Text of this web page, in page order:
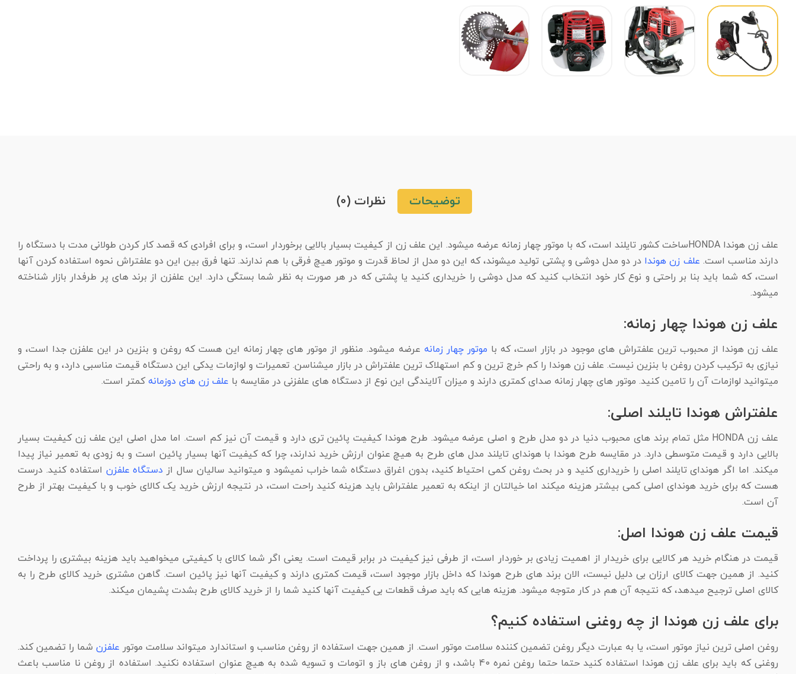
توضیحات نظرات (0)
علف زن هوندا HONDAساخت کشور تایلند است، که با موتور چهار زمانه عرضه میشود. این علف زن از کیفیت بسیار بالایی برخوردار است، و برای افرادی که قصد کار کردن طولانی مدت با دستگاه را
دارند مناسب است. علف زن هوندا در دو مدل دوشی و پشتی تولید میشوند، که این دو مدل از لحاظ قدرت و موتور هیچ فرقی با هم ندارند. تنها فرق بین این دو علفتراش نحوه استفاده کردن آنها
است، که شما باید بنا بر راحتی و نوع کار خود انتخاب کنید که مدل دوشی را خریداری کنید یا پشتی که در هر صورت به نظر شما بستگی دارد. این علفزن از برند های پر طرفدار بازار شناخته
میشود.
علف زن هوندا چهار زمانه:
علف زن هوندا از محبوب ترین علفتراش های موجود در بازار است، که با موتور چهار زمانه عرضه میشود. منظور از موتور های چهار زمانه این هست که روغن و بنزین در این علفزن جدا است، و
نیازی به ترکیب کردن روغن با بنزین نیست. علف زن هوندا را کم خرج ترین و کم استهلاک ترین علفتراش در بازار میشناسن. تعمیرات و لوازمات یدکی این دستگاه قیمت مناسبی دارد، و به راحتی
میتوانید لوازمات آن را تامین کنید. موتور های چهار زمانه صدای کمتری دارند و میزان آلایندگی این نوع از دستگاه های علفزنی در مقایسه با علف زن های دوزمانه کمتر است.
علفتراش هوندا تایلند اصلی:
علف زن HONDA مثل تمام برند های محبوب دنیا در دو مدل طرح و اصلی عرضه میشود. طرح هوندا کیفیت پائین تری دارد و قیمت آن نیز کم است. اما مدل اصلی این علف زن کیفیت بسیار
بالایی دارد و قیمت متوسطی دارد. در مقایسه طرح هوندا با هوندای تایلند مدل های طرح به هیچ عنوان ارزش خرید ندارند، چرا که کیفیت آنها بسیار پائین است و به زودی به تعمیر نیاز پیدا
میکند. اما اگر هوندای تایلند اصلی را خریداری کنید و در بحث روغن کمی احتیاط کنید، بدون اغراق دستگاه شما خراب نمیشود و میتوانید سالیان سال از دستگاه علفزن استفاده کنید. درست
هست که برای خرید هوندای اصلی کمی بیشتر هزینه میکند اما خیالتان از اینکه به تعمیر علفتراش باید هزینه کنید راحت است، در نتیجه ارزش خرید یک کالای خوب و با کیفیت بهتر از طرح
آن است.
قیمت علف زن هوندا اصل:
قیمت در هنگام خرید هر کالایی برای خریدار از اهمیت زیادی بر خوردار است، از طرفی نیز کیفیت در برابر قیمت است. یعنی اگر شما کالای با کیفیتی میخواهید باید هزینه بیشتری را پرداخت
کنید. از همین جهت کالای ارزان بی دلیل نیست، الان برند های طرح هوندا که داخل بازار موجود است، قیمت کمتری دارند و کیفیت آنها نیز پائین است. گاهن مشتری خرید کالای طرح را به
کالای اصلی ترجیح میدهد، که نتیجه آن هم در کار متوجه میشود. هزینه هایی که باید صرف قطعات بی کیفیت آنها کنید شما را از خرید کالای طرح بشدت پشیمان میکند.
برای علف زن هوندا از چه روغنی استفاده کنیم؟
روغن اصلی ترین نیاز موتور است، یا به عبارت دیگر روغن تضمین کننده سلامت موتور است. از همین جهت استفاده از روغن مناسب و استاندارد میتواند سلامت موتور علفزنشما را تضمین کند.
روغنی که باید برای علف زن هوندا استفاده کنید حتما حتما روغن نمره 40 باشد، و از روغن های باز و اتومات و تسویه شده به هیچ عنوان استفاده نکنید. استفاده از روغن نا مناسب باعث